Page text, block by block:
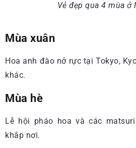
Vẻ đẹp qua 4 mùa ở
Mùa xuân
Hoa anh đào nở rực tại Tokyo,
khác.
Mùa hè
Lễ hội pháo hoa và các
khắp nơi.